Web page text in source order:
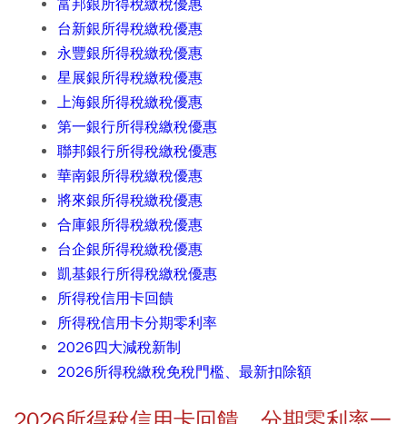
富邦銀所得稅繳稅優惠
台新銀所得稅繳稅優惠
永豐銀所得稅繳稅優惠
星展銀所得稅繳稅優惠
上海銀所得稅繳稅優惠
第一銀行所得稅繳稅優惠
聯邦銀行所得稅繳稅優惠
華南銀所得稅繳稅優惠
將來銀所得稅繳稅優惠
合庫銀所得稅繳稅優惠
台企銀所得稅繳稅優惠
凱基銀行所得稅繳稅優惠
所得稅信用卡回饋
所得稅信用卡分期零利率
2026四大減稅新制
2026所得稅繳稅免稅門檻、最新扣除額